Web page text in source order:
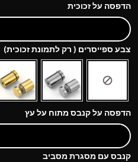
הדפסה על זכוכית
צבע ספייסרים ( רק לתמונת זכוכית)
הדפסה על קנבס מתוח על עץ
קנבס עם מסגרת מסביב